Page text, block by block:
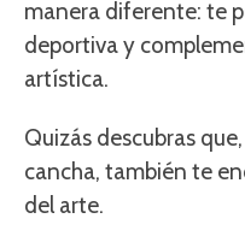
manera diferente: te
deportiva y
artística.
Quizás descubras
cancha, también te
del arte.